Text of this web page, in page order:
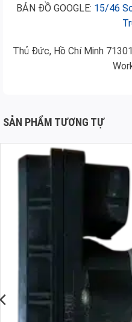
BẢN ĐỒ GOOGLE: 15/46
Thủ Đức, Hồ Chí Minh
SẢN PHẨM TƯƠNG TỰ